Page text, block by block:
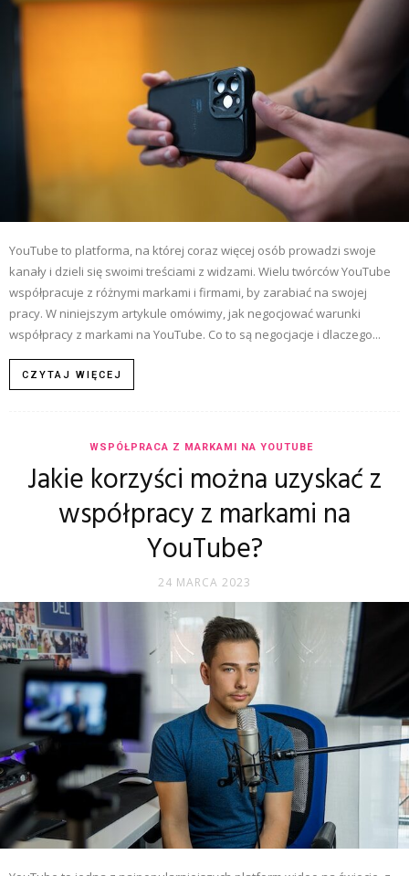
YouTube to platforma, na której coraz więcej osób prowadzi swoje
kanały i dzieli się swoimi treściami z widzami. Wielu twórców YouTube
współpracuje z różnymi markami i firmami, by zarabiać na swojej
pracy. W niniejszym artykule omówimy, jak negocjować warunki
współpracy z markami na YouTube. Co to są negocjacje i dlaczego...
CZYTAJ WIĘCEJ
WSPÓŁPRACA Z MARKAMI NA YOUTUBE
Jakie korzyści można uzyskać z
współpracy z markami na
YouTube?
24 MARCA 2023